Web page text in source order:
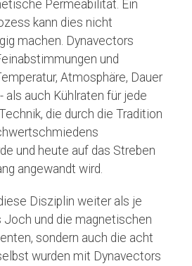
Permeabilität. Ein
kann dies nicht
machen. Dynavectors
und
Atmosphäre, Dauer
auch Kühlraten für jede
die durch die Tradition
und heute auf das Streben
angewandt wird.
Disziplin weiter als je
Joch und die magnetischen
sondern auch die acht
wurden mit Dynavectors